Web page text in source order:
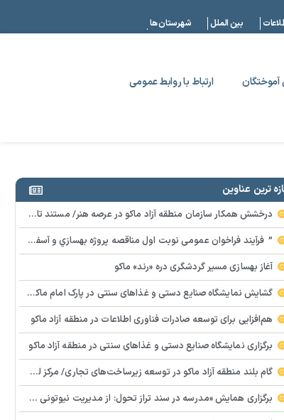
بین الملل شهرستان ها
ارتباط با روابط عمومی
ترین عناوین
درخشش همکار سازمان منطقه آزاد ماکو در عرصه هنر/ مستند تاریخی «زری خانم» به کارگردانی احد عبادی رونمایی شد
” فرآيند فراخوان عمومي نوبت اول مناقصه پروژه بهسازي و آسفالت راه و پاركينگ مجموعه آب درماني شهرستان شوط منطقه آزاد ماكو “
آغاز بهسازی مسیر گردشگری دره «رند» ماکو
گشایش نمایشگاه صنایع دستی و غذاهای سنتی در پارک امام ماکو با محوریت توانمندسازی زنان
هم‌افزایی برای توسعه صادرات فناوری اطلاعات در منطقه آزاد ماکو
برگزاری نمایشگاه صنایع دستی و غذاهای سنتی در منطقه آزاد ماکو
گام بلند منطقه آزاد ماکو در توسعه زیرساخت‌های تجاری/ مرکز لجستیک مرزی بازرگان تصویب شد
️برگزاری همایش «مدرسه در سند تراز تحول: از مدیریت نیوتونی به رهبری کوانتومی» با مشارکت سازمان منطقه آزاد ماکو